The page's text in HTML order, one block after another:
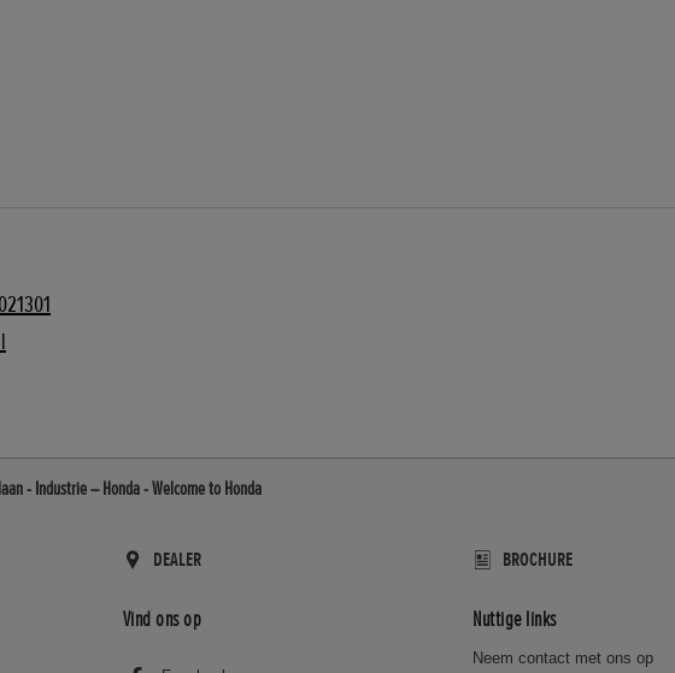
- Industrie – Honda - Welcome to Honda
DEALER BROCHURE
Vind ons op Nuttige links
Neem contact met ons op